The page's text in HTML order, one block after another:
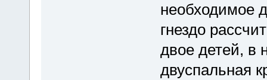
необходимое
гнездо
двое детей, в
двуспальная